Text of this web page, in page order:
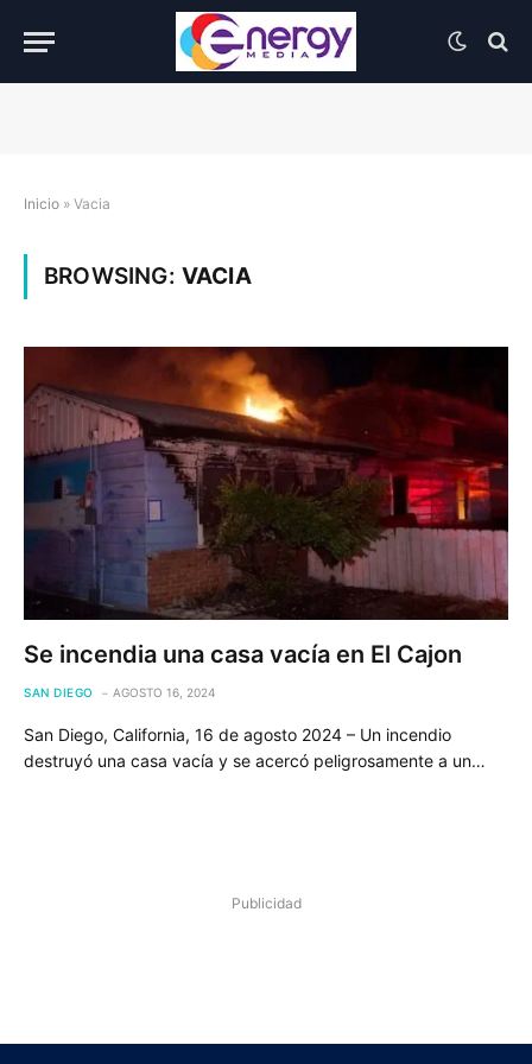
Inicio » Vacia
BROWSING: VACIA
Se incendia una casa vacía en El Cajon
SAN DIEGO AGOSTO 16, 2024
San Diego, California, 16 de agosto 2024 – Un incendio
destruyó una casa vacía y se acercó peligrosamente a un…
Publicidad